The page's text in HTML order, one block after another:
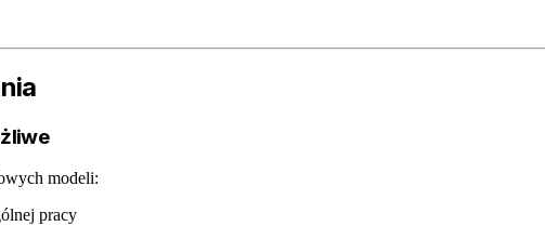
modeli:
pracy